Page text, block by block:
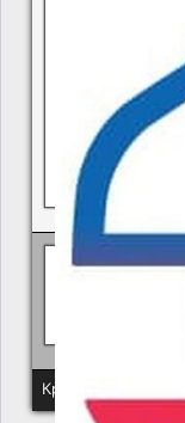
В квитанциях
Политика
Краевое